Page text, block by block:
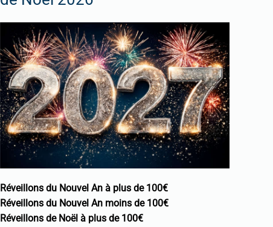
Réveillons du Nouvel An à plus de 100€
Réveillons du Nouvel An moins de 100€
Réveillons de Noël à plus de 100€